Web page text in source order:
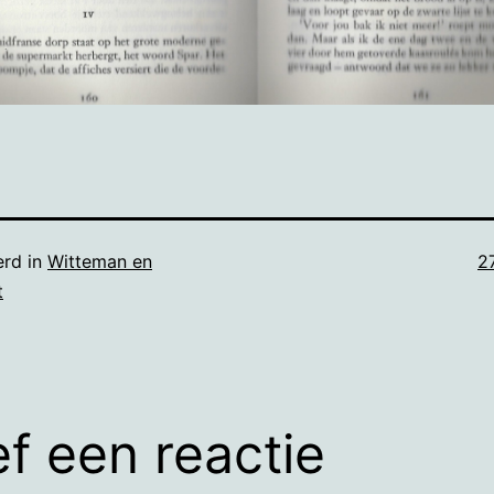
in Witteman en
een reactie